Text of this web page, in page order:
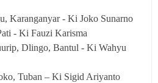
Karanganyar - Ki Joko Sunarno
- Ki Fauzi Karisma
Dlingo, Bantul - Ki Wahyu
Tuban – Ki Sigid Ariyanto